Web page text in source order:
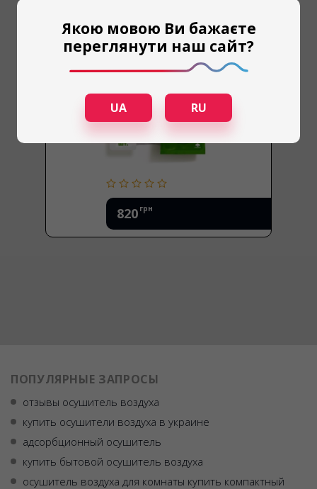
Подвесные влагопоглотители
820 грн
ПОПУЛЯРНЫЕ ЗАПРОСЫ
отзывы осушитель воздуха
купить осушители воздуха в украине
адсорбционный осушитель
купить бытовой осушитель воздуха
осушитель воздуха для комнаты купить компактный
Якою мовою Ви бажаєте
переглянути наш сайт?
UA RU